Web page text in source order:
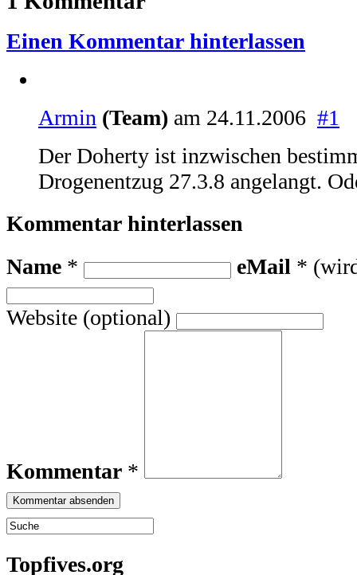
Einen Kommentar hinterlassen
Armin (Team) am 24.11.2006 #1
Der Doherty ist inzwischen
Drogenentzug 27.3.8 angelangt.
Kommentar hinterlassen
Name * eMail *
Website (optional)
Kommentar *
Topfives.org